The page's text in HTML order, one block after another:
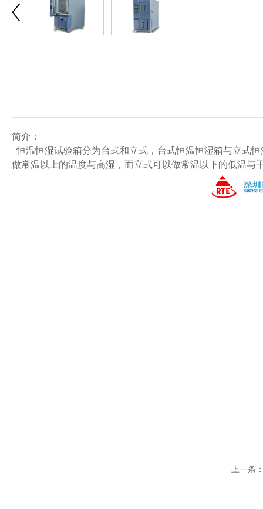
简介：
恒温恒湿试验箱分为台式和立式，台式恒温恒湿箱与立式
做常温以上的温度与高湿，而立式可以做常温以下的低温
上一条